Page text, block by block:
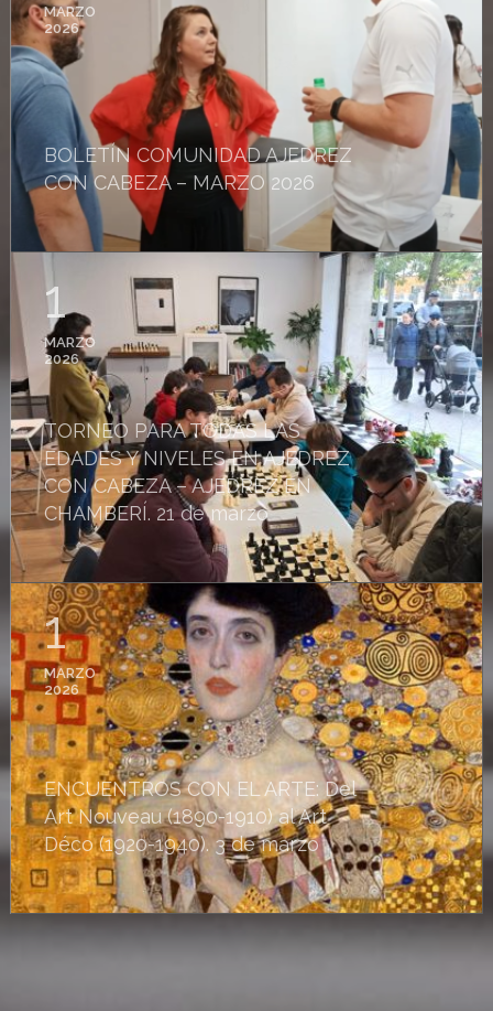
MARZO
2026
BOLETÍN COMUNIDAD AJEDREZ
CON CABEZA – MARZO 2026
1
MARZO
2026
TORNEO PARA TODAS LAS
EDADES Y NIVELES EN AJEDREZ
CON CABEZA – AJEDREZ EN
CHAMBERÍ. 21 de marzo
1
MARZO
2026
ENCUENTROS CON EL ARTE: Del
Art Nouveau (1890-1910) al Art
Déco (1920-1940). 3 de marzo